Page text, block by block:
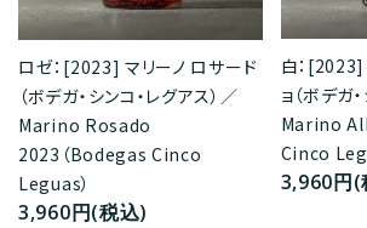
ロゼ：[2023] マリーノ ロサード
（ボデガ・シンコ・レグアス）／
Marino Rosado
2023（Bodegas Cinco
Leguas）
3,960円(税込)
白：[2023]
ョ（ボデガ
Marino
Cinco
3,960円(